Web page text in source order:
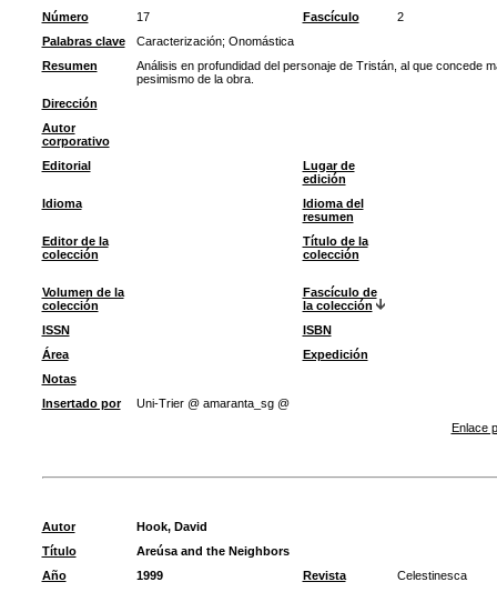
Número
17 Fascículo
2
Palabras clave
Caracterización; Onomástica
Resumen
Análisis en profundidad del personaje de Tristán, al que concede
pesimismo de la obra.
Dirección
Autor
corporativo
Editorial
Lugar de
edición
Idioma
Idioma del
resumen
Editor de la
colección
Título de la
colección
Volumen de la
colección
Fascículo de
la colección
ISSN
ISBN
Área
Expedición
Notas
Insertado por
Uni-Trier @ amaranta_sg @
Enlace
Autor
Hook, David
Título
Areúsa and the Neighbors
Año
1999 Revista
Celestinesca